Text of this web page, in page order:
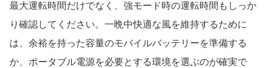
最大運転時間だけでなく、強モード時の運転時間もしっか
り確認してください。一晩中快適な風を維持するために
は、余裕を持った容量のモバイルバッテリーを準備する
か、ポータブル電源を必要とする環境を選ぶのが確実で